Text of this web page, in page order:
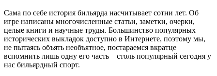
Сама по себе история бильярда насчитывает сотни лет. Об
игре написаны многочисленные статьи, заметки, очерки,
целые книги и научные труды. Большинство популярных
исторических выкладок доступно в Интернете, поэтому мы,
не пытаясь объять необъятное, постараемся вкратце
вспомнить лишь одну его часть – столь популярный сегодня у
нас бильярдный спорт.